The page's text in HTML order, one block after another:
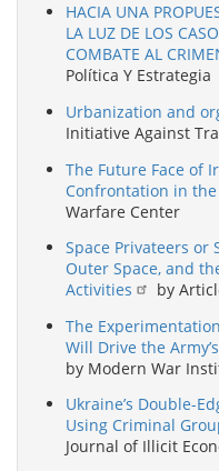
HACIA UNA
LA LUZ DE LOS
COMBATE AL
Política Y Estrategia
Urbanization and
Initiative Against
The Future Face of
Confrontation in
Warfare Center
Space Privateers or
Outer Space, and
Activities
by
The
Will Drive the
by Modern War
Ukraine’s Double-
Using Criminal
Journal of Illicit